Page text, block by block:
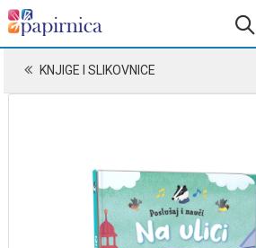
KNJIGE I SLIKOVNICE